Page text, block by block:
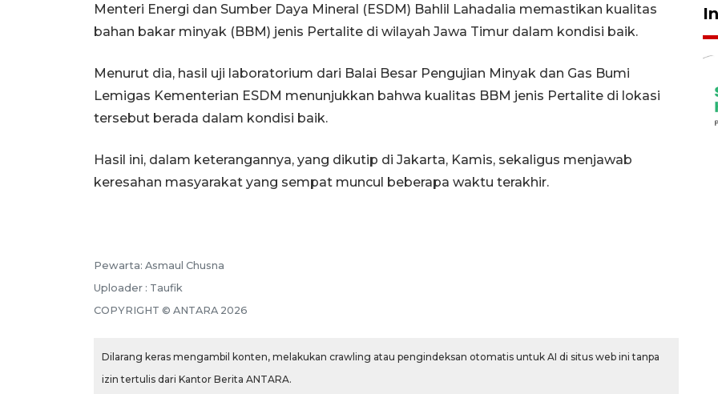
Menteri Energi dan Sumber Daya Mineral (ESDM) Bahlil Lahadalia memastikan kualitas
bahan bakar minyak (BBM) jenis Pertalite di wilayah Jawa Timur dalam kondisi baik.
Menurut dia, hasil uji laboratorium dari Balai Besar Pengujian Minyak dan Gas Bumi
Lemigas Kementerian ESDM menunjukkan bahwa kualitas BBM jenis Pertalite di lokasi
tersebut berada dalam kondisi baik.
Hasil ini, dalam keterangannya, yang dikutip di Jakarta, Kamis, sekaligus menjawab
keresahan masyarakat yang sempat muncul beberapa waktu terakhir.
Pewarta: Asmaul Chusna
Uploader : Taufik
COPYRIGHT © ANTARA 2026
Dilarang keras mengambil konten, melakukan crawling atau pengindeksan otomatis untuk AI di situs web ini tanpa
izin tertulis dari Kantor Berita ANTARA.